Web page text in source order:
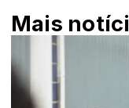
Mais